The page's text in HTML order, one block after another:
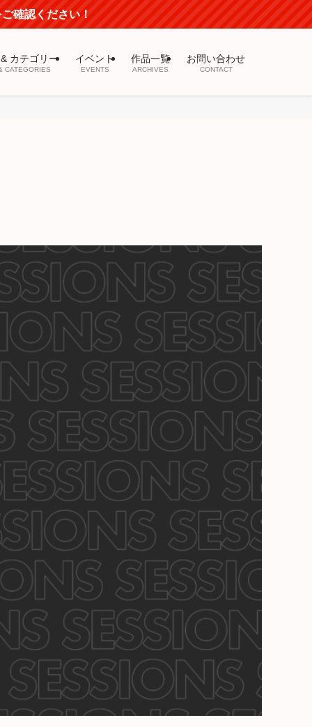
確認ください！
カテゴリー
CATEGORIES
イベント
EVENTS
作品一覧
ARCHIVES
お問い合わせ
CONTACT